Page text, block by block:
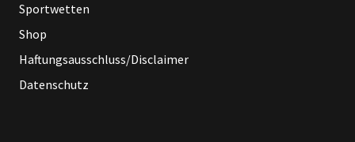
Sportwetten
Shop
Haftungsausschluss/Disclaimer
Datenschutz